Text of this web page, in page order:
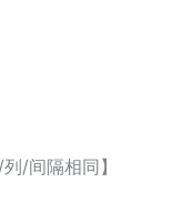
/间隔相同】